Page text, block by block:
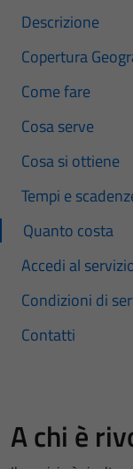
Descrizione
Copertura
Come fare
Cosa serve
Cosa si ottiene
Tempi e
Quanto costa
Accedi al
Condizioni di
Contatti
A chi è